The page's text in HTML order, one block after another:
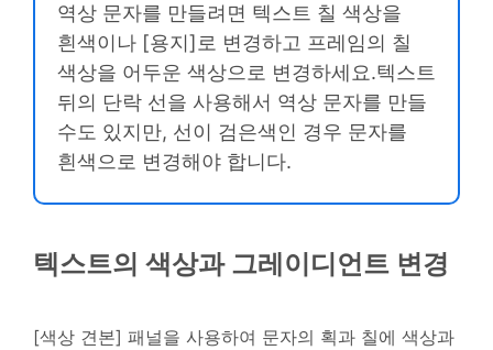
역상 문자를 만들려면 텍스트 칠 색상을
흰색이나 [용지]로 변경하고 프레임의 칠
색상을 어두운 색상으로 변경하세요.텍스트
뒤의 단락 선을 사용해서 역상 문자를 만들
수도 있지만, 선이 검은색인 경우 문자를
흰색으로 변경해야 합니다.
텍스트의 색상과 그레이디언트 변경
[색상 견본] 패널을 사용하여 문자의 획과 칠에 색상과